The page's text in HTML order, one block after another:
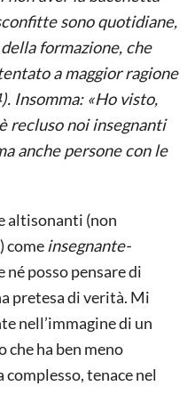
sono quotidiane,
formazione, che
a maggior ragione
Insomma: «Ho visto,
recluso noi insegnanti
anche persone con le
altisonanti (non
come insegnante-
né posso pensare di
pretesa di verità. Mi
nell’immagine di un
che ha ben meno
tenace nel